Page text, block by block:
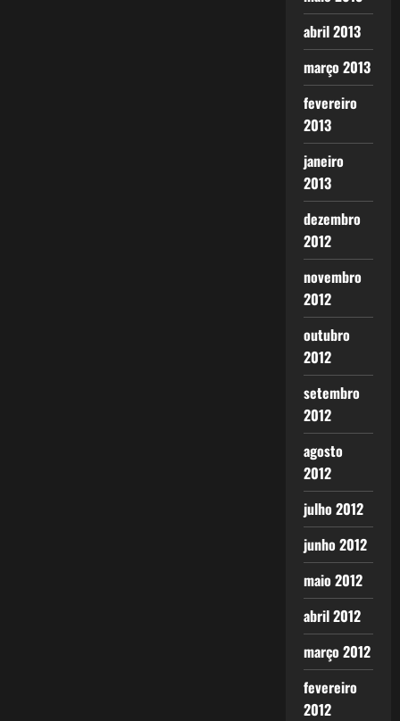
abril 2013
março 2013
fevereiro
2013
janeiro
2013
dezembro
2012
novembro
2012
outubro
2012
setembro
2012
agosto
2012
julho 2012
junho 2012
maio 2012
abril 2012
março 2012
fevereiro
2012